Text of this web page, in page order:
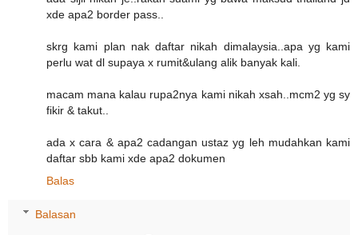
xde apa2 border pass..
skrg kami plan nak daftar nikah dimalaysia..apa yg kami
perlu wat dl supaya x rumit&ulang alik banyak kali.
macam mana kalau rupa2nya kami nikah xsah..mcm2 yg sy
fikir & takut..
ada x cara & apa2 cadangan ustaz yg leh mudahkan kami
daftar sbb kami xde apa2 dokumen
Balas
Balasan